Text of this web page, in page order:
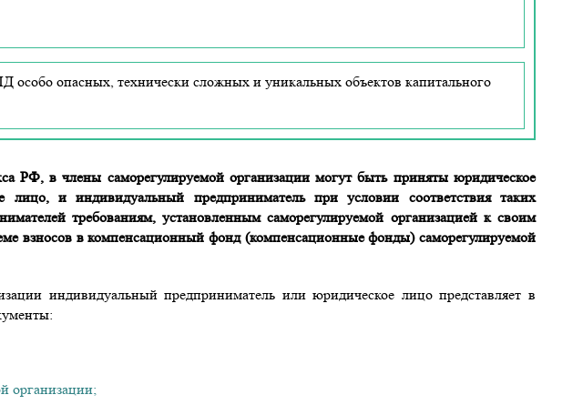
особо опасных, технически сложных и уникальных объектов капитального
РФ, в члены саморегулируемой организации могут быть приняты юридическое
и индивидуальный предприниматель при условии соответствия таких
требованиям, установленным саморегулируемой организацией к своим
взносов в компенсационный фонд (компенсационные фонды) саморегулируемой
индивидуальный предприниматель или юридическое лицо представляет в
организации;